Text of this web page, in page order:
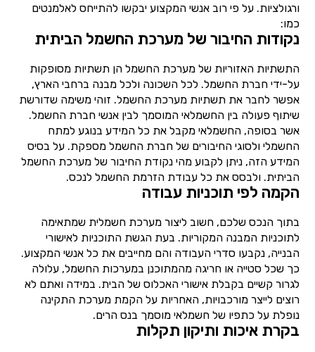
ורגולציות. על פי רוב אנשי המקצוע יבקשו להתייחס לאלמנטים
כמו:
נקודות החיבור של מערכת החשמל הביתית
התשתיות האזוריות של מערכת החשמל הן תשתיות מסופקות
על-ידי חברת החשמל. לכל השכונה ולכל מבנה ברחבי הארץ,
אפשר לחבר את תשתיות מערכת החשמל. זוהי משימה שדורשת
שיתוף פעולה בין החשמלאי המוסמך לבין אנשי חברת החשמל.
אשר בסופה, החשמלאי מקבל את כל המידע בנוגע למתח
החשמלי ולסוגי החיבורים של חברת החשמל מספקת. על בסיס
המידע הזה, ניתן לקבוע מהי נקודת החיבור של מערכת החשמל
הביתית. ולבסס את כל עבודת הזרמת החשמל לנכס.
הקמה לפי תוכניות עבודה
בתוך הנכס שלכם, חשוב ליצור מערכת חשמלית שמתאימה
לתוכניות המבנה המקוריות. בעת הגשת התוכניות לאישורי
הבנייה, נקבעו סדרי העבודה והם מחייבים את כל אנשי המקצוע.
כך שכל סטייה או חריגה מהמתוכנן במערכות החשמל, עלולה
לגרור קשיים בקבלת אישורי האכלוס של הבית. במידה ואתם לא
רוצים לייצר מורכבויות, האחריות על הקמת מערכת התקינה
נופלת על כתפיו של חשמלאי מוסמך בנס הרים.
בקרת איכות ותיקון תקלות